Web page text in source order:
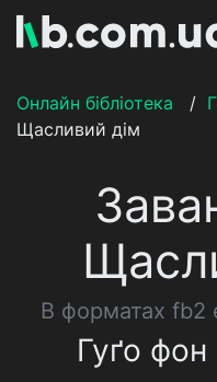
Онлайн бібліотека
/
Щасливий дім
В форматах fb2
Гуґо